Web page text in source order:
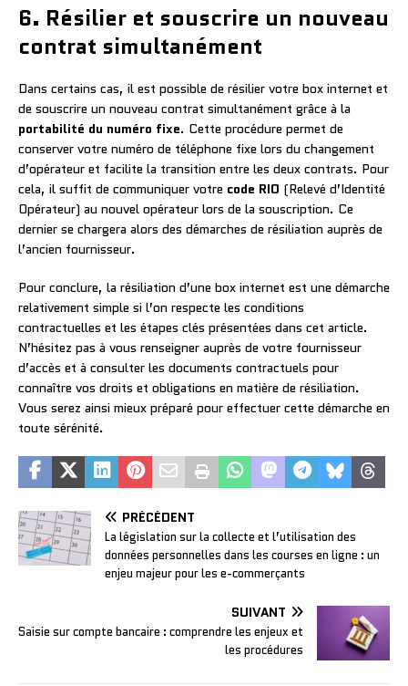
6. Résilier et souscrire un nouveau
contrat simultanément
Dans certains cas, il est possible de résilier votre box internet et
de souscrire un nouveau contrat simultanément grâce à la
portabilité du numéro fixe. Cette procédure permet de
conserver votre numéro de téléphone fixe lors du changement
d’opérateur et facilite la transition entre les deux contrats. Pour
cela, il suffit de communiquer votre code RIO (Relevé d’Identité
Opérateur) au nouvel opérateur lors de la souscription. Ce
dernier se chargera alors des démarches de résiliation auprès de
l’ancien fournisseur.
Pour conclure, la résiliation d’une box internet est une démarche
relativement simple si l’on respecte les conditions
contractuelles et les étapes clés présentées dans cet article.
N’hésitez pas à vous renseigner auprès de votre fournisseur
d’accès et à consulter les documents contractuels pour
connaître vos droits et obligations en matière de résiliation.
Vous serez ainsi mieux préparé pour effectuer cette démarche en
toute sérénité.
PRÉCÉDENT
La législation sur la collecte et l’utilisation des
données personnelles dans les courses en ligne : un
enjeu majeur pour les e-commerçants
SUIVANT
Saisie sur compte bancaire : comprendre les enjeux et
les procédures